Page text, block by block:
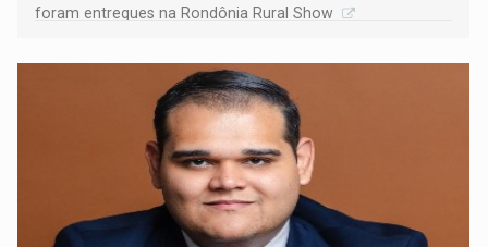
foram entregues na Rondônia Rural Show